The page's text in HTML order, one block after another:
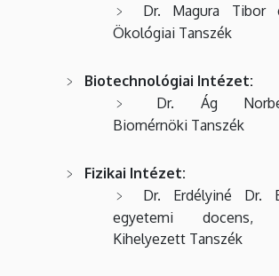
Dr. Magura Tibor
Ökológiai Tanszék
Biotechnológiai Intézet:
Dr. Ág
Biomérnöki Tanszék
Fizikai Intézet:
Dr. Erdélyiné Dr.
egyetemi docens,
Kihelyezett Tanszék